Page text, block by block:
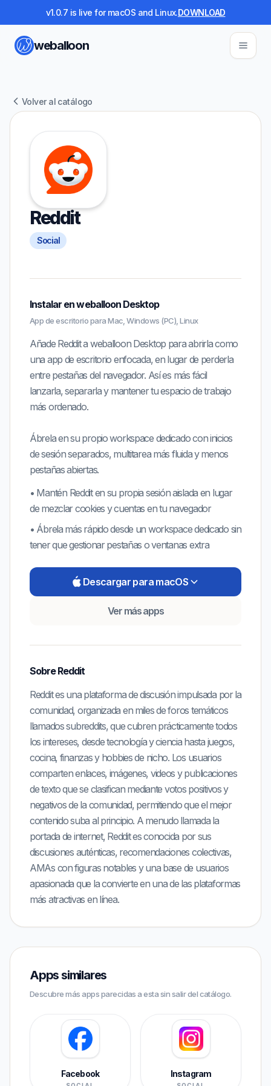
v1.0.7 is live for macOS and Linux.DOWNLOAD
weballoon
Volver al catálogo
Reddit
Social
Instalar en weballoon Desktop
App de escritorio para Mac, Windows (PC), Linux
Añade Reddit a weballoon Desktop para abrirla como
una app de escritorio enfocada, en lugar de perderla
entre pestañas del navegador. Así es más fácil
lanzarla, separarla y mantener tu espacio de trabajo
más ordenado.
Ábrela en su propio workspace dedicado con inicios
de sesión separados, multitarea más fluida y menos
pestañas abiertas.
• Mantén Reddit en su propia sesión aislada en lugar
de mezclar cookies y cuentas en tu navegador
• Ábrela más rápido desde un workspace dedicado sin
tener que gestionar pestañas o ventanas extra
Descargar para macOS
Ver más apps
SobreReddit
Reddit es una plataforma de discusión impulsada por la
comunidad, organizada en miles de foros temáticos
llamados subreddits, que cubren prácticamente todos
los intereses, desde tecnología y ciencia hasta juegos,
cocina, finanzas y hobbies de nicho. Los usuarios
comparten enlaces, imágenes, videos y publicaciones
de texto que se clasifican mediante votos positivos y
negativos de la comunidad, permitiendo que el mejor
contenido suba al principio. A menudo llamada la
portada de internet, Reddit es conocida por sus
discusiones auténticas, recomendaciones colectivas,
AMAs con figuras notables y una base de usuarios
apasionada que la convierte en una de las plataformas
más atractivas en línea.
Apps similares
Descubre más apps parecidas a esta sin salir del catálogo.
Facebook Instagram